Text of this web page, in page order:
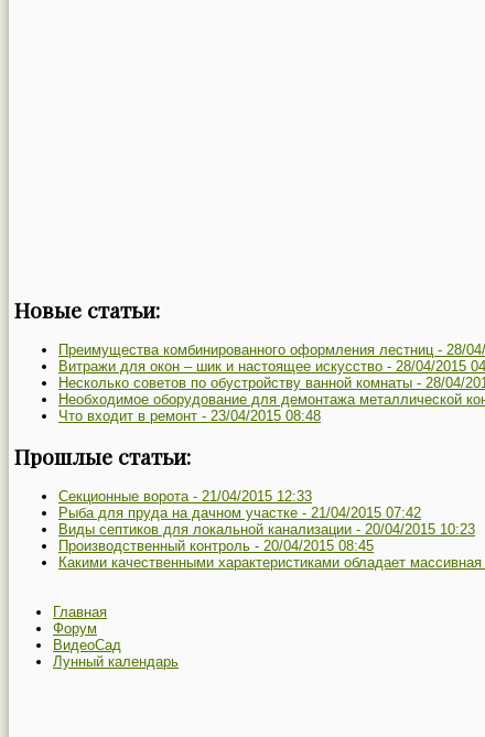
Новые статьи:
Преимущества комбинированного оформления лестниц - 28/
Витражи для окон – шик и настоящее искусство - 28/04/2015
Несколько советов по обустройству ванной комнаты - 28/04/
Необходимое оборудование для демонтажа металлической
Что входит в ремонт - 23/04/2015 08:48
Прошлые статьи:
Секционные ворота - 21/04/2015 12:33
Рыба для пруда на дачном участке - 21/04/2015 07:42
Виды септиков для локальной канализации - 20/04/2015 10:23
Производственный контроль - 20/04/2015 08:45
Какими качественными характеристиками обладает
Главная
Форум
ВидеоСад
Лунный календарь